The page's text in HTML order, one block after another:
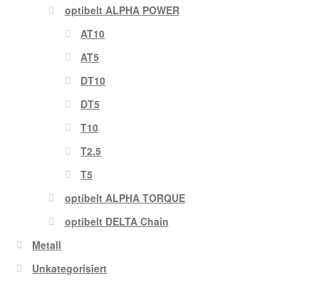
optibelt ALPHA POWER
AT10
AT5
DT10
DT5
T10
T2.5
T5
optibelt ALPHA TORQUE
optibelt DELTA Chain
Metall
Unkategorisiert